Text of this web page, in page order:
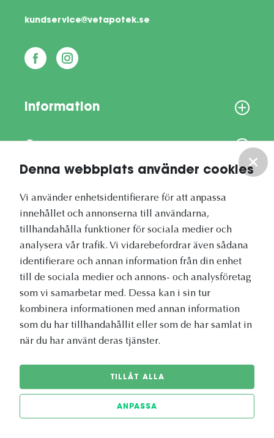
Denna webbplats använder cookies
Vi använder enhetsidentifierare för att anpassa
innehållet och annonserna till användarna,
tillhandahålla funktioner för sociala medier och
analysera vår trafik. Vi vidarebefordrar även sådana
identifierare och annan information från din enhet
till de sociala medier och annons- och analysföretag
som vi samarbetar med. Dessa kan i sin tur
kombinera informationen med annan information
som du har tillhandahållit eller som de har samlat in
när du har använt deras tjänster.
TILLÅT ALLA
ANPASSA
kundservice@vetapotek.se
Information
Vetapotek.se är en del av
Evidensia Djursjukvård
© 2026 Vetapotek